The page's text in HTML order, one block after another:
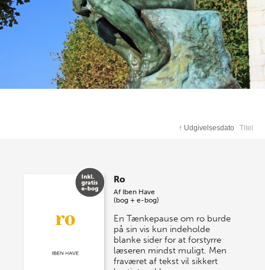
↑ Udgivelsesdato Titel
Ro
Af Iben Have
(bog + e-bog)
En Tænkepause om ro burde
på sin vis kun indeholde
blanke sider for at forstyrre
læseren mindst muligt. Men
fraværet af tekst vil sikkert